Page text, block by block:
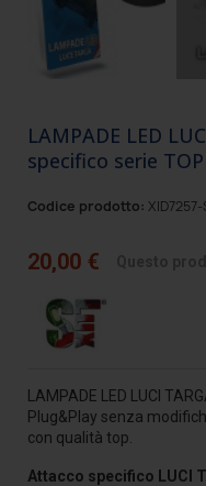
LAMPADE LED
specifico serie
Codice prodotto: XID7257-
20,00 €
LAMPADE LED LUCI
Plug&Play senza
con qualità top.
Attacco specifico LUCI